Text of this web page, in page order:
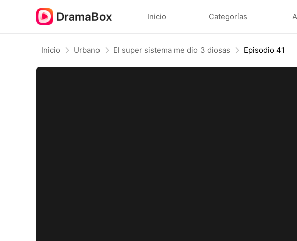
Inicio Categorías
Inicio Urbano El super sistema me dio 3 diosas Episodio 41